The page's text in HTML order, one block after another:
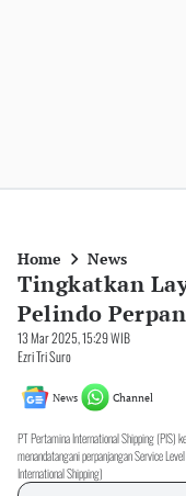
Home News
Tingkatkan
Pelindo
13 Mar 2025, 15:29 WIB
Ezri Tri Suro
News Channel
PT Pertamina International Shipping (PIS)
menandatangani perpanjangan Service
International Shipping)